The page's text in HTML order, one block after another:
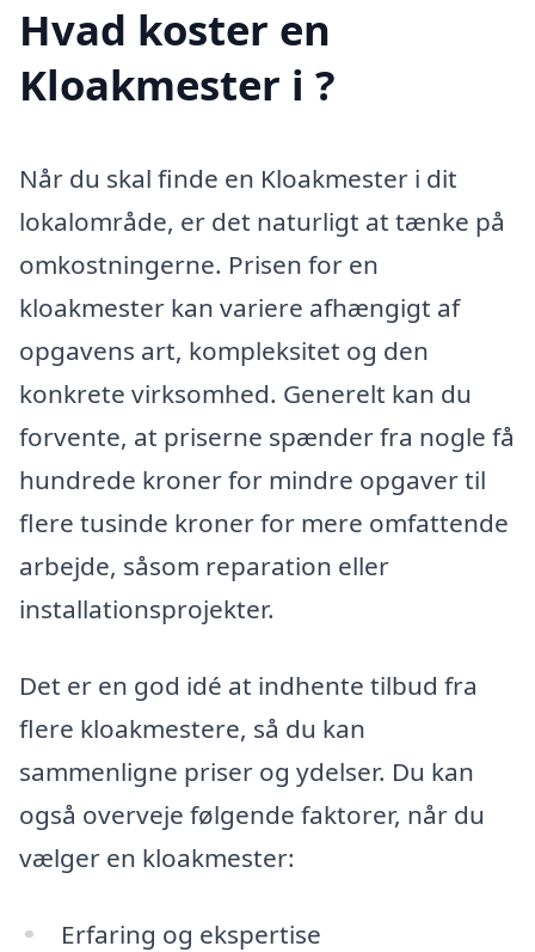
Hvad koster en
Kloakmester i ?
Når du skal finde en Kloakmester i dit
lokalområde, er det naturligt at tænke på
omkostningerne. Prisen for en
kloakmester kan variere afhængigt af
opgavens art, kompleksitet og den
konkrete virksomhed. Generelt kan du
forvente, at priserne spænder fra nogle få
hundrede kroner for mindre opgaver til
flere tusinde kroner for mere omfattende
arbejde, såsom reparation eller
installationsprojekter.
Det er en god idé at indhente tilbud fra
flere kloakmestere, så du kan
sammenligne priser og ydelser. Du kan
også overveje følgende faktorer, når du
vælger en kloakmester:
Erfaring og ekspertise